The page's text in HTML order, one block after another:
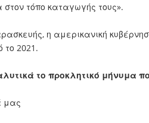
τόπο καταγωγής τους».
η αμερικανική
το 2021.
το προκλητικό μήνυμα
μας